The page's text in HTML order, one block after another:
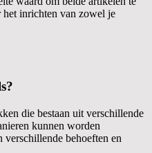
het inrichten van zowel je
die bestaan uit verschillende
kunnen worden
verschillende behoeften en